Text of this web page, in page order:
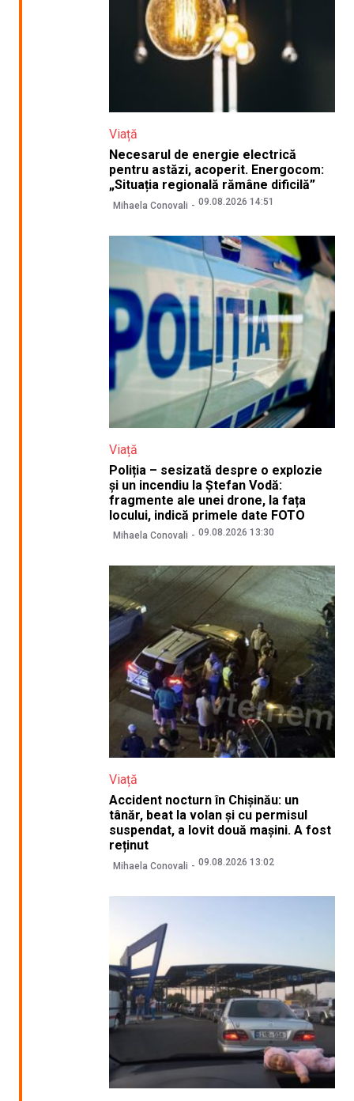
Viață
Necesarul de energie electrică
pentru astăzi, acoperit. Energocom:
„Situația regională rămâne dificilă”
Mihaela Conovali 09.08.2026 14:51
Viață
Poliția – sesizată despre o explozie
și un incendiu la Ștefan Vodă:
fragmente ale unei drone, la fața
locului, indică primele date FOTO
Mihaela Conovali 09.08.2026 13:30
Viață
Accident nocturn în Chișinău: un
tânăr, beat la volan și cu permisul
suspendat, a lovit două mașini. A fost
reținut
Mihaela Conovali 09.08.2026 13:02